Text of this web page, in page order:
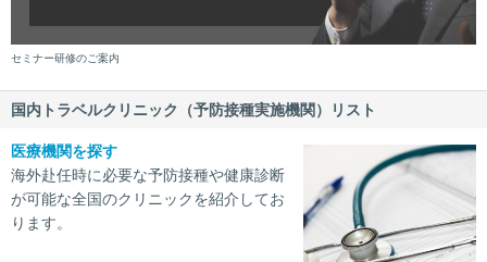
セミナー研修のご案内
国内トラベルクリニック（予防接種実施機関）リスト
医療機関を探す
海外赴任時に必要な予防接種や健康診断
が可能な全国のクリニックを紹介してお
ります。